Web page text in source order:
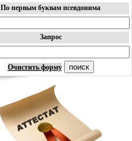
По первым буквам псевдонима
Запрос
Очистить форму